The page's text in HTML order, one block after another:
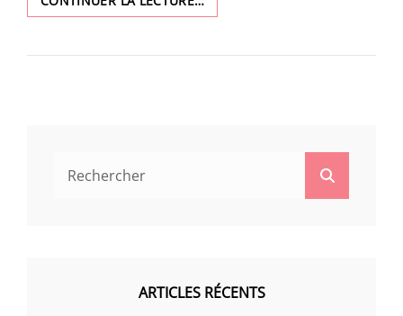
AMPARO
ARTICLES RÉCENTS